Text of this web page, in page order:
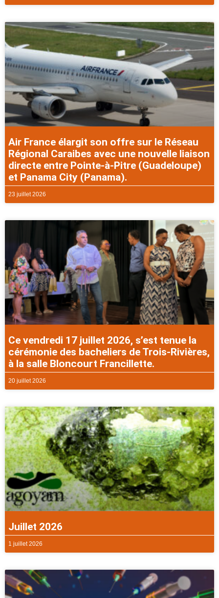
Air France élargit son offre sur le Réseau
Régional Caraibes avec une nouvelle liaison
directe entre Pointe-à-Pitre (Guadeloupe)
et Panama City (Panama).
23 juillet 2026
Ce vendredi 17 juillet 2026, s’est tenue la
cérémonie des bacheliers de Trois-Rivières,
à la salle Bloncourt Francillette.
20 juillet 2026
Juillet 2026
1 juillet 2026